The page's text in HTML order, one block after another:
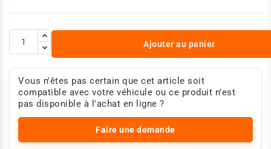
Ajouter au panier
Vous n'êtes pas certain que cet article soit
compatible avec votre véhicule ou ce produit n'est
pas disponible à l'achat en ligne ?
Faire une demande